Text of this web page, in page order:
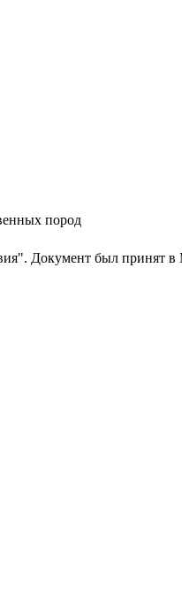
пород
Документ был принят в